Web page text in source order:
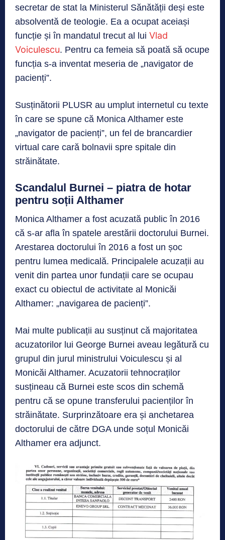
secretar de stat la Ministerul Sănătății deși este
absolventă de teologie. Ea a ocupat aceiași
funcție și în mandatul trecut al lui Vlad
Voiculescu. Pentru ca femeia să poată să ocupe
funcția s-a inventat meseria de „navigator de
pacienți”.
Susținătorii PLUSR au umplut internetul cu texte
în care se spune că Monica Althamer este
„navigator de pacienți”, un fel de brancardier
virtual care cară bolnavii spre spitale din
străinătate.
Scandalul Burnei – piatra de hotar
pentru soții Althamer
Monica Althamer a fost acuzată public în 2016
că s-ar afla în spatele arestării doctorului Burnei.
Arestarea doctorului în 2016 a fost un șoc
pentru lumea medicală. Principalele acuzații au
venit din partea unor fundații care se ocupau
exact cu obiectul de activitate al Monicăi
Althamer: „navigarea de pacienți”.
Mai multe publicații au susținut că majoritatea
acuzatorilor lui George Burnei aveau legătură cu
grupul din jurul ministrului Voiculescu și al
Monicăi Althamer. Acuzatorii tehnocraților
susțineau că Burnei este scos din schemă
pentru că se opune transferului pacienților în
străinătate. Surprinzătoare era și anchetarea
doctorului de către DGA unde soțul Monicăi
Althamer era adjunct.